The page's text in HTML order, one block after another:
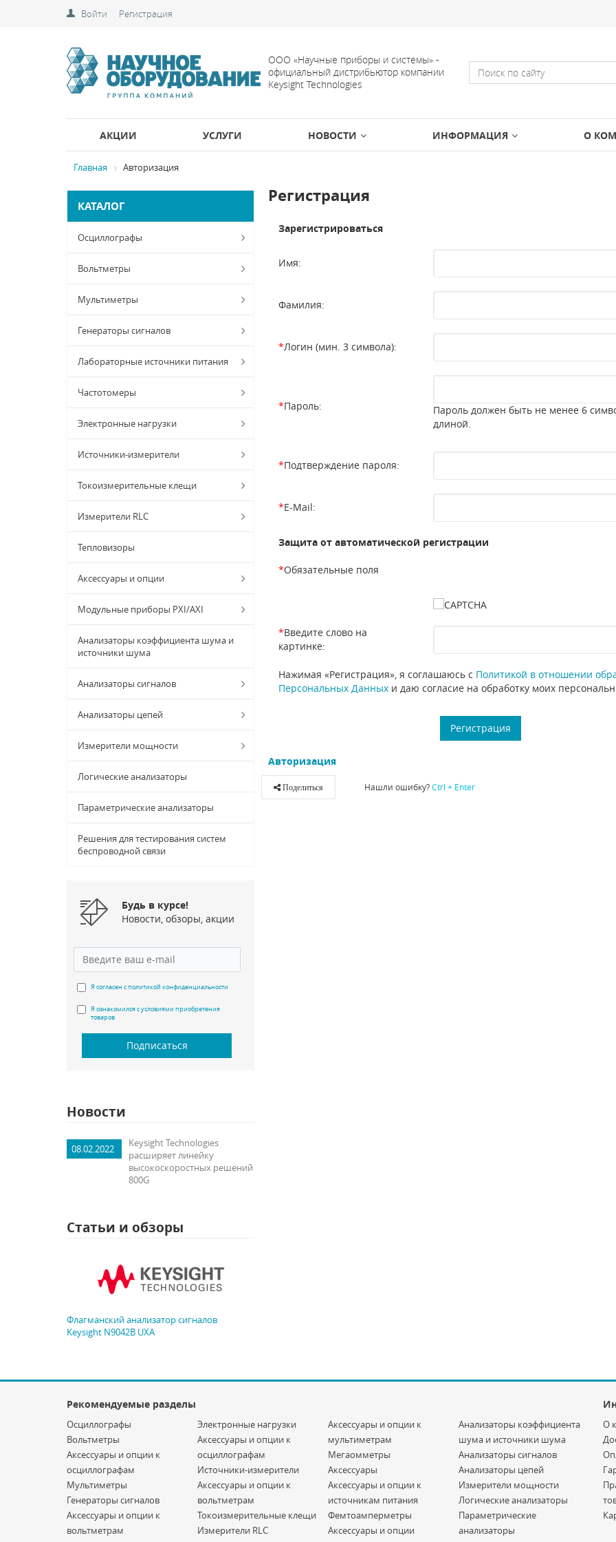
Войти Регистрация
ООО «Научные приборы и системы» -
официальный дистрибьютор компании
Keysight Technologies
АКЦИИ УСЛУГИ НОВОСТИ ИНФОРМАЦИЯ О
Главная Авторизация
КАТАЛОГ
Осциллографы
Вольтметры
Мультиметры
Генераторы сигналов
Лабораторные источники питания
Частотомеры
Электронные нагрузки
Источники-измерители
Токоизмерительные клещи
Измерители RLC
Тепловизоры
Аксессуары и опции
Модульные приборы PXI/AXI
Анализаторы коэффициента шума и
источники шума
Анализаторы сигналов
Анализаторы цепей
Измерители мощности
Логические анализаторы
Параметрические анализаторы
Решения для тестирования систем
беспроводной связи
Будь в курсе!
Новости, обзоры, акции
Я согласен с политикой конфиденциальности
Я ознакомился с условиями приобретения
товаров
Подписаться
Новости
08.02.2022
Keysight Technologies
расширяет линейку
высокоскоростных решений
800G
Статьи и обзоры
Флагманский анализатор сигналов
Keysight N9042B UXA
Регистрация
Зарегистрироваться
Имя:
Фамилия:
*Логин (мин. 3 символа):
*Пароль:
Пароль должен быть не менее 6
длиной.
*Подтверждение пароля:
*E-Mail:
Защита от автоматической регистрации
*Обязательные поля
*Введите слово на
картинке:
Нажимая «Регистрация», я соглашаюсь с Политикой в отношении
Персональных Данных и даю согласие на обработку моих
Авторизация
Поделиться Нашли ошибку?Ctrl + Enter
Рекомендуемые разделы
Осциллографы
Вольтметры
Аксессуары и опции к
осциллографам
Мультиметры
Генераторы сигналов
Аксессуары и опции к
вольтметрам
Электронные нагрузки
Аксессуары и опции к
осциллографам
Источники-измерители
Аксессуары и опции к
вольтметрам
Токоизмерительные клещи
Измерители RLC
Аксессуары и опции к
мультиметрам
Мегаомметры
Аксессуары
Аксессуары и опции к
источникам питания
Фемтоамперметры
Аксессуары и опции
Анализаторы коэффициента
шума и источники шума
Анализаторы сигналов
Анализаторы цепей
Измерители мощности
Логические анализаторы
Параметрические
анализаторы
О